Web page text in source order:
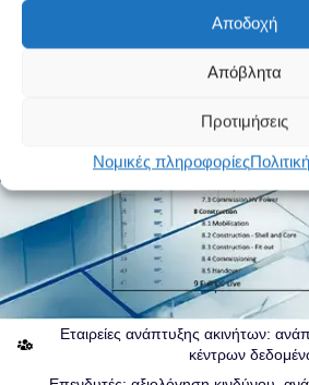
Αποδοχή
Απόβλητα
Προτιμήσεις
Νομικές πληροφορίες
Οι πελάτες μας μας
Διαχειριστές κέντρων δεδομένων:
κέντρων
Εταιρείες ανάπτυξης ακινήτων:
κέντρων